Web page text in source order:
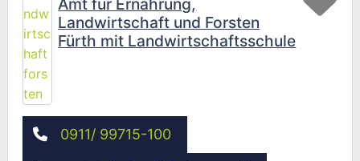
Amt für Ernährung,
Landwirtschaft und Forsten
Fürth mit Landwirtschaftsschule
0911/ 99715-100